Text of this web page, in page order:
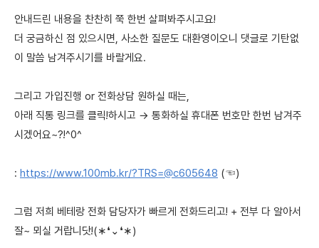
안내드린 내용을 찬찬히 쭉 한번 살펴봐주시고요!
더 궁금하신 점 있으시면, 사소한 질문도 대환영이오니 댓글로 기탄없
이 말씀 남겨주시기를 바랄게요.
그리고 가입진행 or 전화상담 원하실 때는,
아래 직통 링크를 클릭!하시고 → 통화하실 휴대폰 번호만 한번 남겨주
시겠어요~?!^0^
: https://www.100mb.kr/?TRS=@c605648 (☜)
그럼 저희 베테랑 전화 담당자가 빠르게 전화드리고! + 전부 다 알아서
잘~ 뫼실 거랍니닷!(∗❛⌄❛∗)